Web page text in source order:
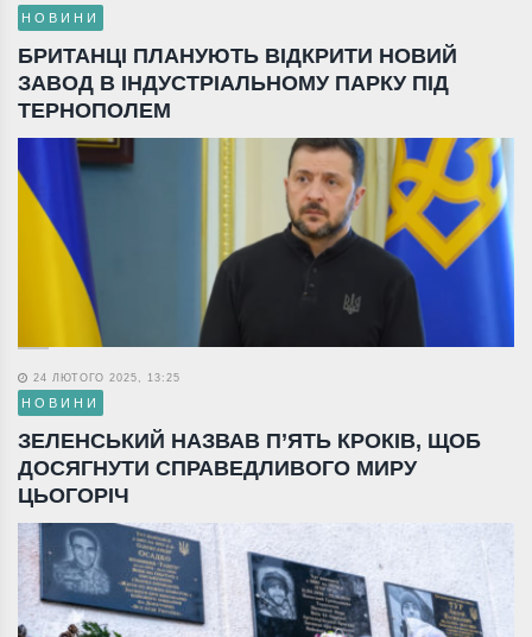
НОВИНИ
БРИТАНЦІ ПЛАНУЮТЬ ВІДКРИТИ НОВИЙ
ЗАВОД В ІНДУСТРІАЛЬНОМУ ПАРКУ ПІД
ТЕРНОПОЛЕМ
24 ЛЮТОГО 2025, 13:25
НОВИНИ
ЗЕЛЕНСЬКИЙ НАЗВАВ П’ЯТЬ КРОКІВ, ЩОБ
ДОСЯГНУТИ СПРАВЕДЛИВОГО МИРУ
ЦЬОГОРІЧ